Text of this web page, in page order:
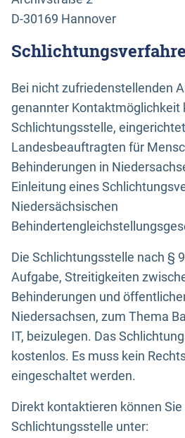
D-30169 Hannover
Bei nicht zufriedenstellenden
genannter Kontaktmöglichkeit
Schlichtungsstelle,
Landesbeauftragten für
Behinderungen in
Einleitung eines
Niedersächsischen
Die Schlichtungsstelle nach §
Aufgabe, Streitigkeiten
Behinderungen und
Niedersachsen, zum Thema
IT, beizulegen. Das
kostenlos. Es muss kein
eingeschaltet werden.
Direkt kontaktieren können Sie
Schlichtungsstelle unter: